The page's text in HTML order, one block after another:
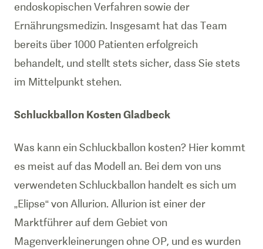
endoskopischen Verfahren sowie der
Ernährungsmedizin. Insgesamt hat das Team
bereits über 1000 Patienten erfolgreich
behandelt, und stellt stets sicher, dass Sie stets
Schluckballon Kosten Gladbeck
Was kann ein Schluckballon kosten? Hier kommt
es meist auf das Modell an. Bei dem von uns
verwendeten Schluckballon handelt es sich um
„Elipse“ von Allurion. Allurion ist einer der
Marktführer auf dem Gebiet von
Magenverkleinerungen ohne OP, und es wurden